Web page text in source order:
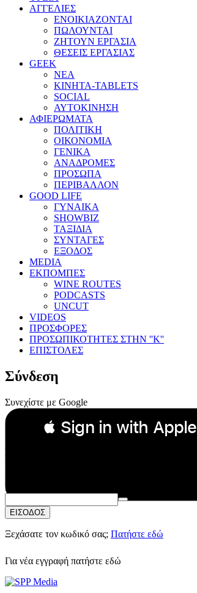
ΑΓΓΕΛΙΕΣ
ΕΝΟΙΚΙΑΖΟΝΤΑΙ
ΠΩΛΟΥΝΤΑΙ
ΖΗΤΟΥΝ ΕΡΓΑΣΙΑ
ΘΕΣΕΙΣ ΕΡΓΑΣΙΑΣ
GEEK
ΝΕΑ
ΚΙΝΗΤΑ-TABLETS
SOCIAL
ΑΥΤΟΚΙΝΗΣΗ
ΑΦΙΕΡΩΜΑΤΑ
ΠΟΛΙΤΙΚΗ
ΟΙΚΟΝΟΜΙΑ
ΓΕΝΙΚΑ
ΑΝΑΔΡΟΜΕΣ
ΠΡΟΣΩΠΑ
ΠΕΡΙΒΑΛΛΟΝ
GOOD LIFE
ΓΥΝΑΙΚΑ
SHOWBIZ
ΤΑΞΙΔΙΑ
ΣΥΝΤΑΓΕΣ
ΕΞΟΔΟΣ
MEDIA
ΕΚΠΟΜΠΕΣ
WINE ROUTES
PODCASTS
UNCUT
VIDEOS
ΠΡΟΣΦΟΡΕΣ
ΠΡΟΣΩΠΙΚΟΤΗΤΕΣ ΣΤΗΝ ''Κ''
ΕΠΙΣΤΟΛΕΣ
Σύνδεση
Συνεχίστε με Google
 Sign in with Apple
Συνεχίστε με Apple
ή
Email:
Κωδικός Πρόσβασης:
ΕΙΣΟΔΟΣ
Ξεχάσατε τον κωδικό σας; Πατήστε εδώ
Για νέα εγγραφή πατήστε εδώ